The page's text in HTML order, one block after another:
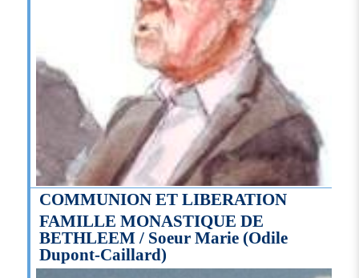
COMMUNION ET LIBERATION
FAMILLE MONASTIQUE DE
BETHLEEM / Soeur Marie (Odile
Dupont-Caillard)